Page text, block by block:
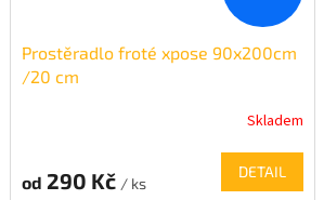
Prostěradlo froté xpose 90x200cm
/20 cm
Skladem
od 290 Kč / ks
DETAIL